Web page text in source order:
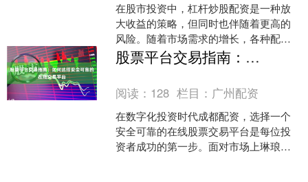
在股市投资中，杠杆炒股配资是一种放
大收益的策略，但同时也伴随着更高的
风险。随着市场需求的增长，各种配资
平台层出不穷，如何选择正规、安全的
平台成为投资者必须面对的....
股票平台交易指南：如何选择安全可靠的在线交易平台
阅读： 128 栏目： 广州配资
在数字化投资时代成都配资，选择一个
安全可靠的在线股票交易平台是每位投
资者成功的第一步。面对市场上琳琅满